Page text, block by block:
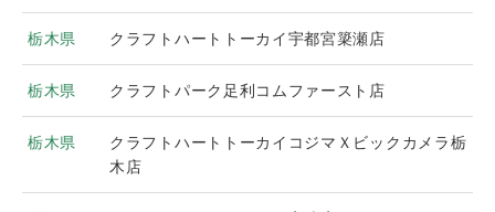
栃木県 クラフトハートトーカイ宇都宮簗瀬店
栃木県 クラフトパーク足利コムファースト店
栃木県
クラフトハートトーカイコジマＸビックカメラ栃
木店